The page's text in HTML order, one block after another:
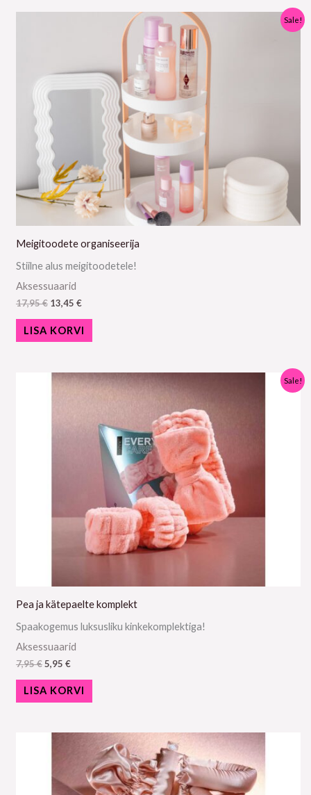
Sale!
Meigitoodete organiseerija
Stiilne alus meigitoodetele!
Aksessuaarid
17,95€ 13,45 €
LISA KORVI
Sale!
Pea ja kätepaelte komplekt
Spaakogemus luksusliku kinkekomplektiga!
Aksessuaarid
7,95€
Algne
5,95 €
Praegune
hind
LISA KORVI